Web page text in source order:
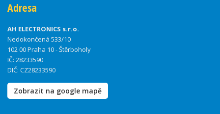
Adresa
AH ELECTRONICS s.r.o.
Nedokončená 533/10
102 00 Praha 10 - Štěrboholy
IČ: 28233590
DIČ: CZ28233590
Zobrazit na google mapě